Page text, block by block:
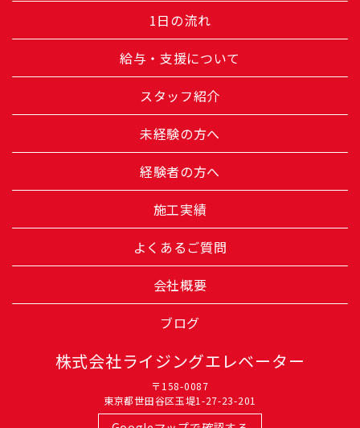
1日の流れ
給与・支援について
スタッフ紹介
未経験の方へ
経験者の方へ
施工実績
よくあるご質問
会社概要
ブログ
株式会社ライジングエレベーター
〒158-0087
東京都世田谷区玉堤1-27-23-201